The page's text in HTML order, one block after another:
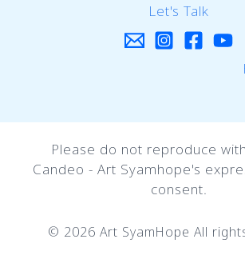
Let's Talk
Please do not reproduce
Candeo - Art Syamhope's
consent.
© 2026 Art SyamHope All